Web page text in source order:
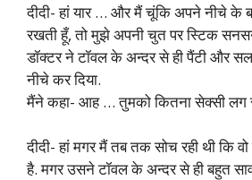
दीदी- हां यार … और मैं चूंकि अपने नीचे के
रखती हूँ, तो मुझे अपनी चुत पर स्टिक
डॉक्टर ने टॉवल के अन्दर से ही पैंटी और
नीचे कर दिया.
मैंने कहा- आह … तुमको कितना सेक्सी लग
दीदी- हां मगर मैं तब तक सोच रही थी कि
है. मगर उसने टॉवल के अन्दर से ही बहुत